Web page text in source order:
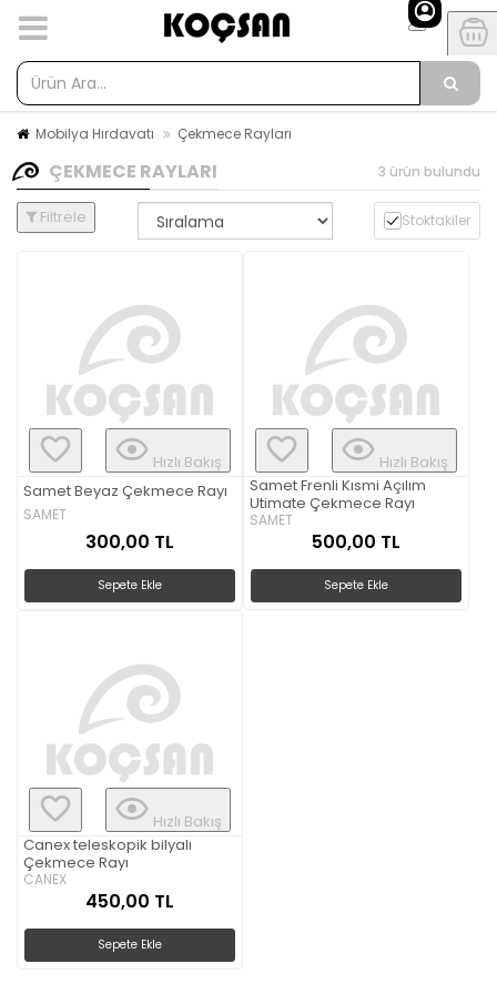
Mobilya Hırdavatı Çekmece Rayları
ÇEKMECE RAYLARI 3 ürün bulundu
Filtrele Stoktakiler
Hızlı Bakış
Samet Beyaz Çekmece Rayı
SAMET
300,00 TL
Sepete Ekle
Hızlı Bakış
Samet Frenli Kısmi Açılım
Utimate Çekmece Rayı
SAMET
500,00 TL
Sepete Ekle
Hızlı Bakış
Canex teleskopik bilyalı
Çekmece Rayı
CANEX
450,00 TL
Sepete Ekle